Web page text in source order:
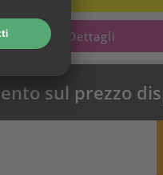
Dettagli
sul prezzo